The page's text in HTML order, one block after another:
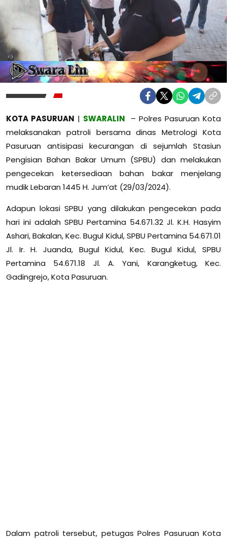
KOTA PASURUAN | SWARALIN – Polres Pasuruan Kota
melaksanakan patroli bersama dinas Metrologi Kota
Pasuruan antisipasi kecurangan di sejumlah Stasiun
Pengisian Bahan Bakar Umum (SPBU) dan melakukan
pengecekan ketersediaan bahan bakar menjelang
mudik Lebaran 1445 H. Jum’at (29/03/2024).
Adapun lokasi SPBU yang dilakukan pengecekan pada
hari ini adalah SPBU Pertamina 54.671.32 Jl. K.H. Hasyim
Ashari, Bakalan, Kec. Bugul Kidul, SPBU Pertamina 54.671.01
Jl. Ir. H. Juanda, Bugul Kidul, Kec. Bugul Kidul, SPBU
Pertamina 54.671.18 Jl. A. Yani, Karangketug, Kec.
Gadingrejo, Kota Pasuruan.
Dalam patroli tersebut, petugas Polres Pasuruan Kota